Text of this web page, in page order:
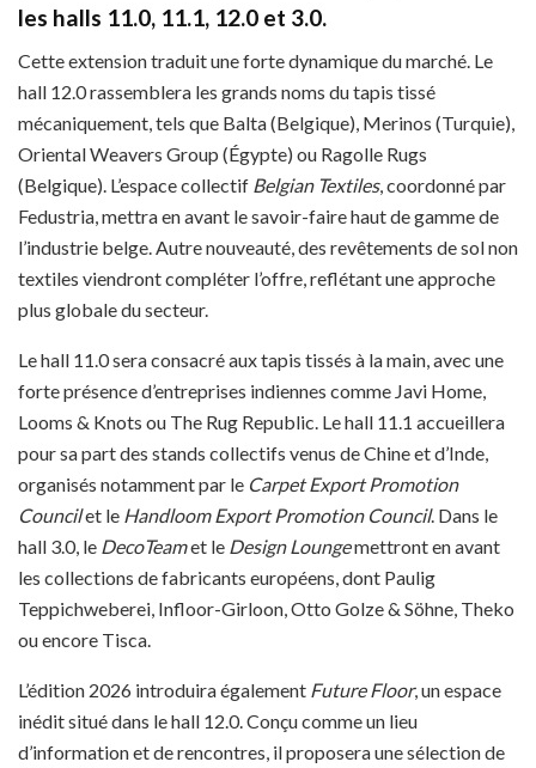
les halls 11.0, 11.1, 12.0 et 3.0.
Cette extension traduit une forte dynamique du marché. Le
hall 12.0 rassemblera les grands noms du tapis tissé
mécaniquement, tels que Balta (Belgique), Merinos (Turquie),
Oriental Weavers Group (Égypte) ou Ragolle Rugs
(Belgique). L’espace collectif Belgian Textiles, coordonné par
Fedustria, mettra en avant le savoir-faire haut de gamme de
l’industrie belge. Autre nouveauté, des revêtements de sol non
textiles viendront compléter l’offre, reflétant une approche
plus globale du secteur.
Le hall 11.0 sera consacré aux tapis tissés à la main, avec une
forte présence d’entreprises indiennes comme Javi Home,
Looms & Knots ou The Rug Republic. Le hall 11.1 accueillera
pour sa part des stands collectifs venus de Chine et d’Inde,
organisés notamment par le Carpet Export Promotion
Councilet le Handloom Export Promotion Council. Dans le
hall 3.0, le DecoTeamet le Design Loungemettront en avant
les collections de fabricants européens, dont Paulig
Teppichweberei, Infloor-Girloon, Otto Golze & Söhne, Theko
ou encore Tisca.
L’édition 2026 introduira également Future Floor, un espace
inédit situé dans le hall 12.0. Conçu comme un lieu
d’information et de rencontres, il proposera une sélection de